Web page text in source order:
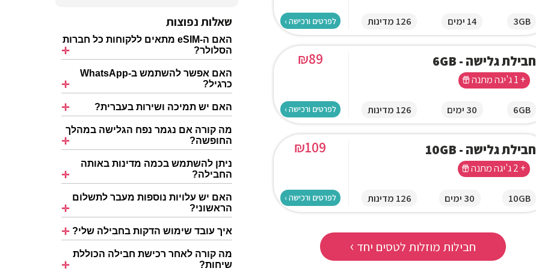
3GB 14 ימים 126 מדינות לפרטים ורכישה ›
חבילת גלישה - 6GB
+ 1 ג'יגה מתנה
6GB 30 ימים 126 מדינות
₪89
לפרטים ורכישה ›
חבילת גלישה - 10GB
+ 2 ג'יגה מתנה
10GB 30 ימים 126 מדינות
₪109
לפרטים ורכישה ›
חבילות מוזלות לטסים יחד ›
שאלות נפוצות
האם ה-eSIM מתאים ללקוחות כל חברות
הסלולר?
האם אפשר להשתמש ב-WhatsApp
כרגיל?
האם יש תמיכה ושירות בעברית?
מה קורה אם נגמר נפח הגלישה במהלך
החופשה?
ניתן להשתמש בכמה מדינות באותה
החבילה?
האם יש עלויות נוספות מעבר לתשלום
הראשוני?
איך עובד שימוש הדקות בחבילה שלי?
מה קורה לאחר רכישת חבילה הכוללת
שיחות?